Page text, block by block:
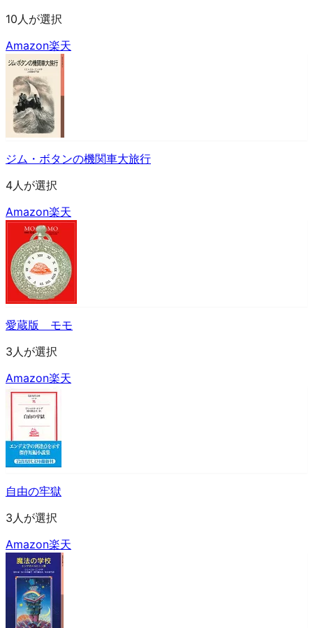
10人が選択
Amazon楽天
ジム・ボタンの機関車大旅行
4人が選択
Amazon楽天
愛蔵版 モモ
3人が選択
Amazon楽天
自由の牢獄
3人が選択
Amazon楽天